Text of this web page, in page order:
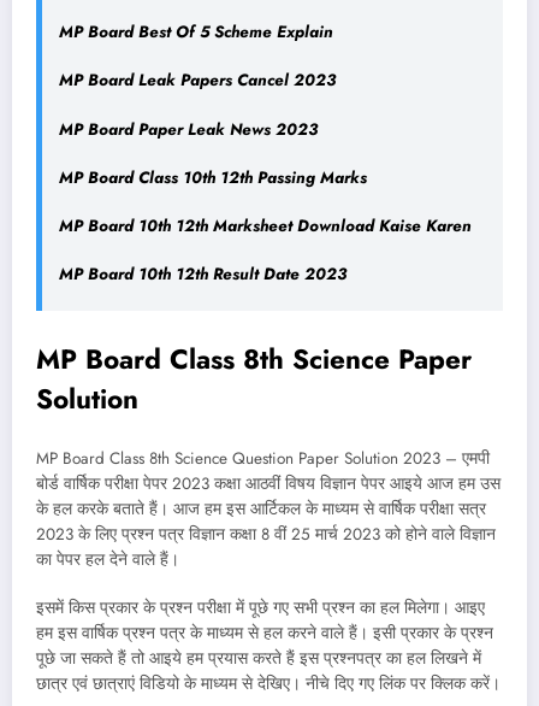
MP Board Best Of 5 Scheme Explain
MP Board Leak Papers Cancel 2023
MP Board Paper Leak News 2023
MP Board Class 10th 12th Passing Marks
MP Board 10th 12th Marksheet Download Kaise Karen
MP Board 10th 12th Result Date 2023
MP Board Class 8th Science Paper
Solution
MP Board Class 8th Science Question Paper Solution 2023 – एमपी
बोर्ड वार्षिक परीक्षा पेपर 2023 कक्षा आठवीं विषय विज्ञान पेपर आइये आज हम उस
के हल करके बताते हैं। आज हम इस आर्टिकल के माध्यम से वार्षिक परीक्षा सत्र
2023 के लिए प्रश्न पत्र विज्ञान कक्षा 8 वीं 25 मार्च 2023 को होने वाले विज्ञान
का पेपर हल देने वाले हैं।
इसमें किस प्रकार के प्रश्न परीक्षा में पूछे गए सभी प्रश्न का हल मिलेगा। आइए
हम इस वार्षिक प्रश्न पत्र के माध्यम से हल करने वाले हैं। इसी प्रकार के प्रश्न
पूछे जा सकते हैं तो आइये हम प्रयास करते हैं इस प्रश्नपत्र का हल लिखने में
छात्र एवं छात्राएं विडियो के माध्यम से देखिए। नीचे दिए गए लिंक पर क्लिक करें।